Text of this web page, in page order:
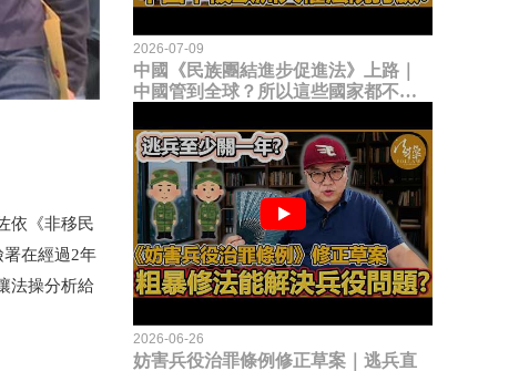
依《非移民
在經過2年
法操分析給
2026-07-09
中國《民族團結進步促進法》上路｜
中國管到全球？所以這些國家都不能
臉？
2026-06-26
妨害兵役治罪條例修正草案｜逃兵直